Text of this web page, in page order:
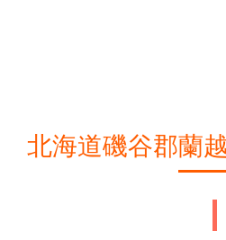
北海道磯谷郡蘭